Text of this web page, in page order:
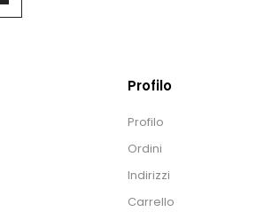
Profilo
Profilo
Ordini
Indirizzi
Carrello